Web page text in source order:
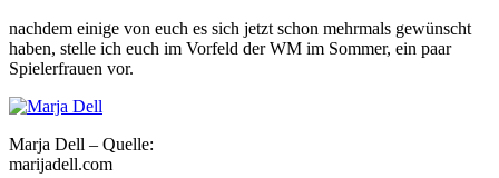
nachdem einige von euch es sich jetzt schon mehrmals gewünscht
haben, stelle ich euch im Vorfeld der WM im Sommer, ein paar
Spielerfrauen vor.
Marja Dell – Quelle:
marijadell.com